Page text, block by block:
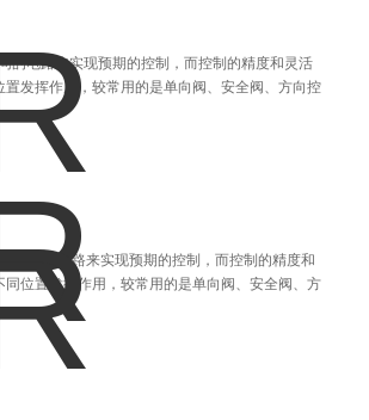
的电路来实现预期的控制，而控制的精度和灵活
发挥作用，较常用的是单向阀、安全阀、方向控
不同的电路来实现预期的控制，而控制的精度和
位置发挥作用，较常用的是单向阀、安全阀、方